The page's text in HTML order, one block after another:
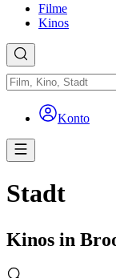
Filme
Kinos
Konto
Stadt
Kinos in